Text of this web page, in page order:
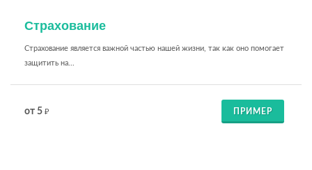
Страхование
Страхование является важной частью нашей жизни, так как оно помогает
защитить на...
от 5 ₽ ПРИМЕР